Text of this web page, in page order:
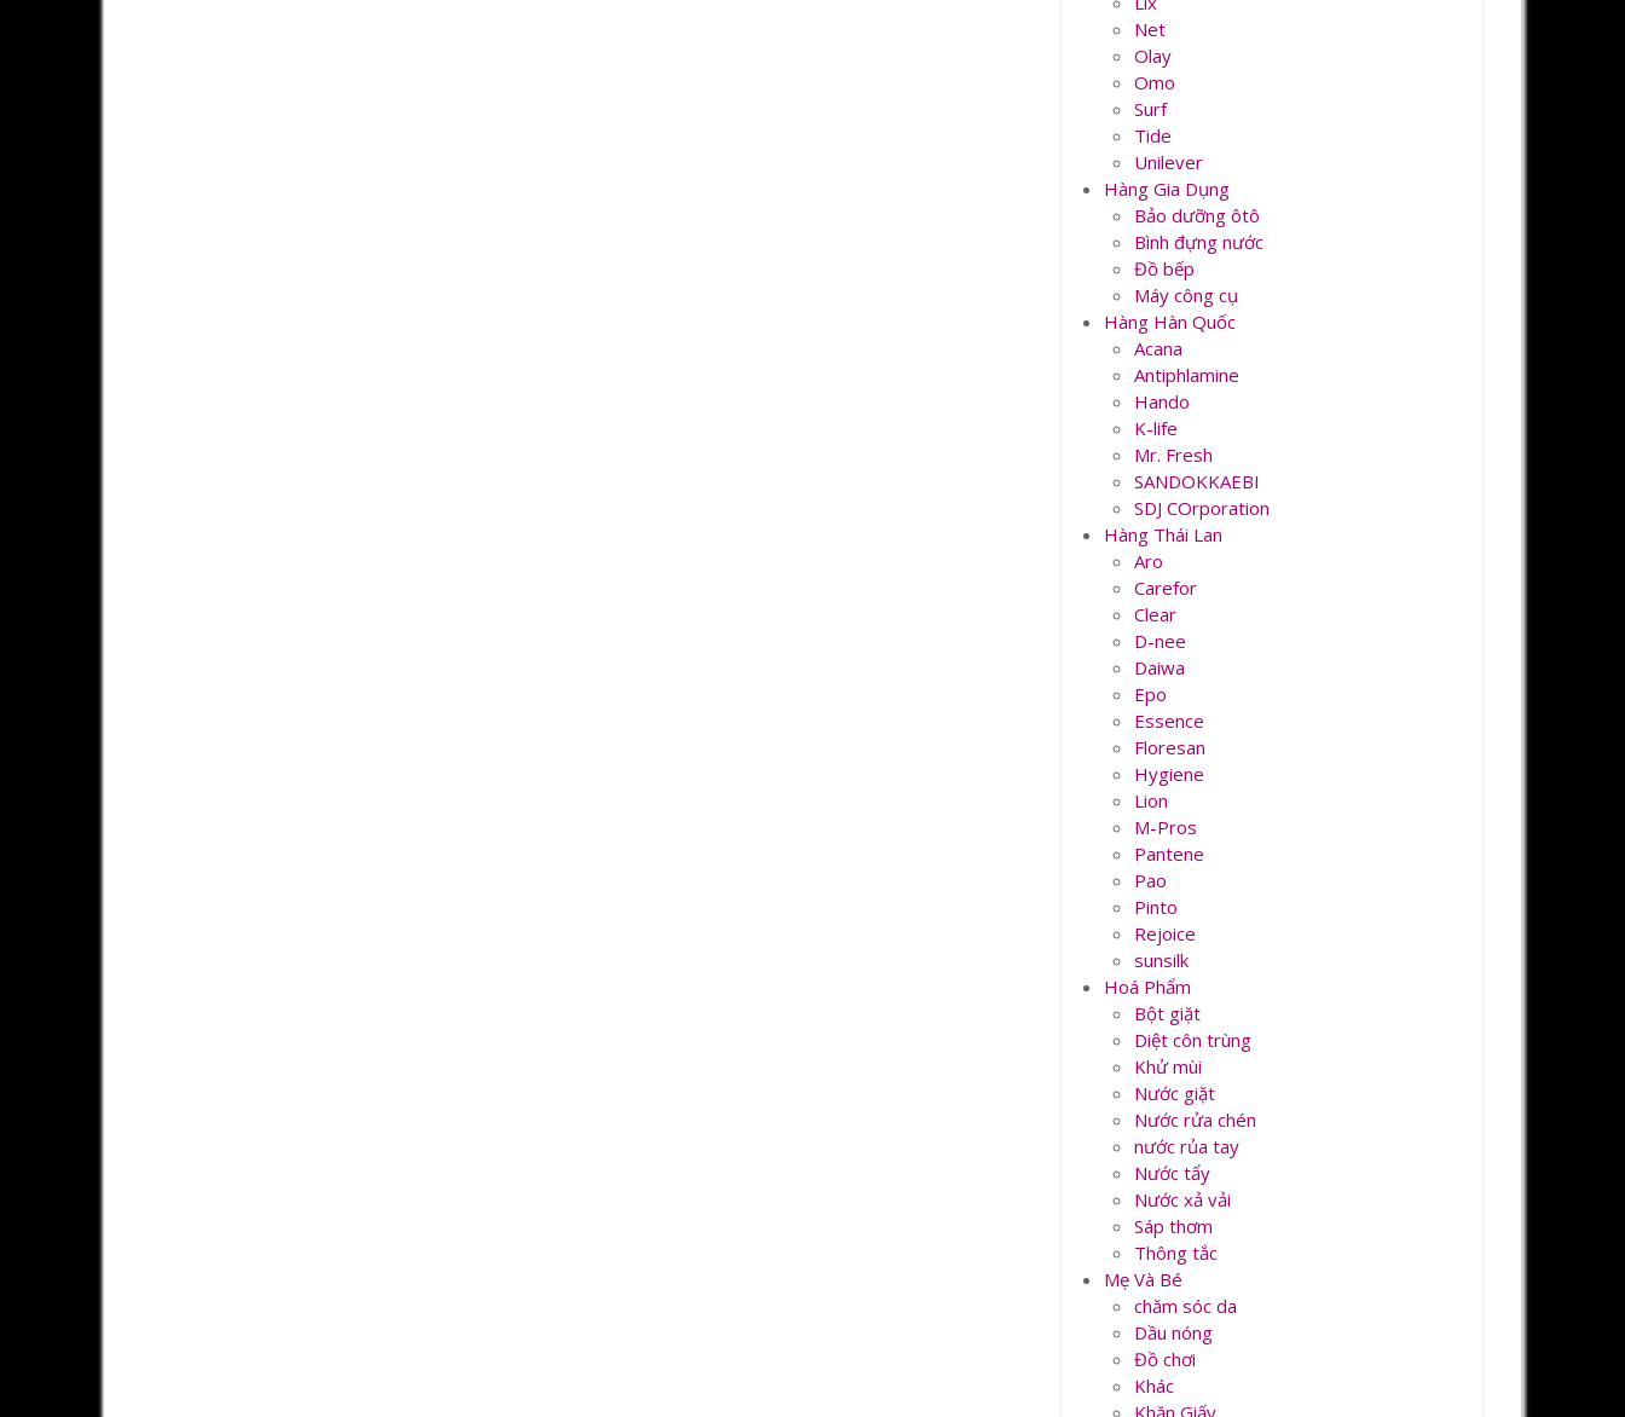
Net
Olay
Omo
Surf
Tide
Unilever
Hàng Gia Dụng
Bảo dưỡng ôtô
Bình đựng nước
Đồ bếp
Máy công cụ
Hàng Hàn Quốc
Acana
Antiphlamine
Hando
K-life
Mr. Fresh
SANDOKKAEBI
SDJ COrporation
Hàng Thái Lan
Aro
Carefor
Clear
D-nee
Daiwa
Epo
Essence
Floresan
Hygiene
Lion
M-Pros
Pantene
Pao
Pinto
Rejoice
sunsilk
Hoá Phẩm
Bột giặt
Diệt côn trùng
Khử mùi
Nước giặt
Nước rửa chén
nước rủa tay
Nước tẩy
Nước xả vải
Sáp thơm
Thông tắc
Mẹ Và Bé
chăm sóc da
Dầu nóng
Đồ chơi
Khác
Khăn Giấy